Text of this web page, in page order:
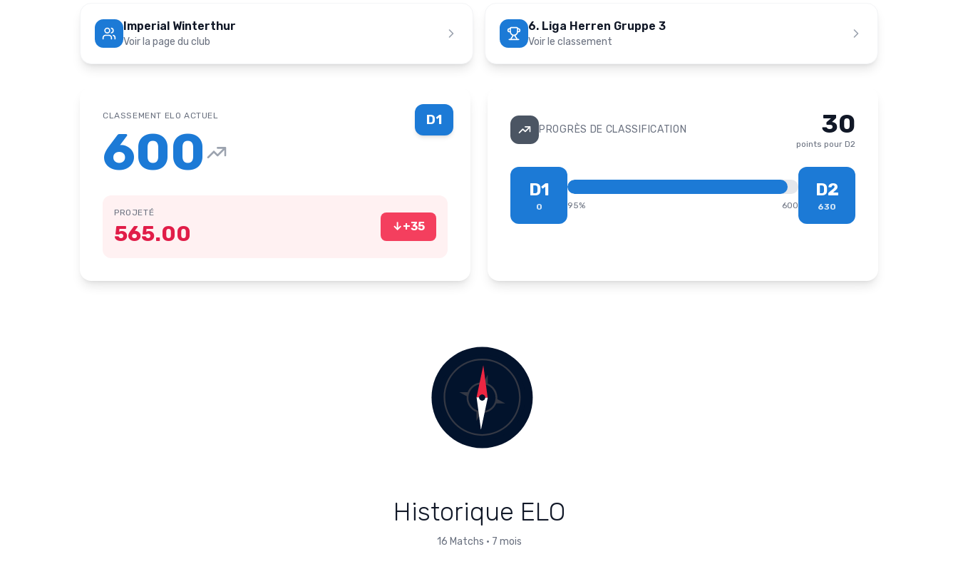
Imperial Winterthur
Voir la page du club
6. Liga Herren Gruppe 3
Voir le classement
D1
CLASSEMENT ELO ACTUEL
600
PROJETÉ
565.00 ↓+35
PROGRÈS DE CLASSIFICATION 30
points pour D2
D1
0 95% 600
D2
630
Historique ELO
16 Matchs • 7 mois